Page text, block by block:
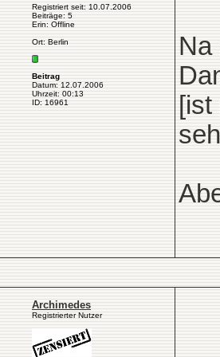
Registriert seit: 10.07.2006
Beiträge: 5
Erin: Offline
Ort: Berlin
Beitrag
Datum: 12.07.2006
Uhrzeit: 00:13
ID: 16961
Na
Archimedes
Registrierter Nutzer